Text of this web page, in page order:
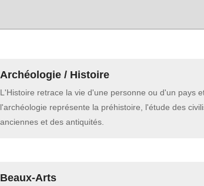
Archéologie / Histoire
L'Histoire retrace la vie d'une personne ou d'un pays
l'archéologie représente la préhistoire, l'étude des
anciennes et des antiquités.
Beaux-Arts